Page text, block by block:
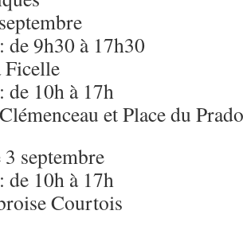
de 9h30 à 17h30
Ficelle
de 10h à 17h
et Place du Prado
septembre
de 10h à 17h
Courtois